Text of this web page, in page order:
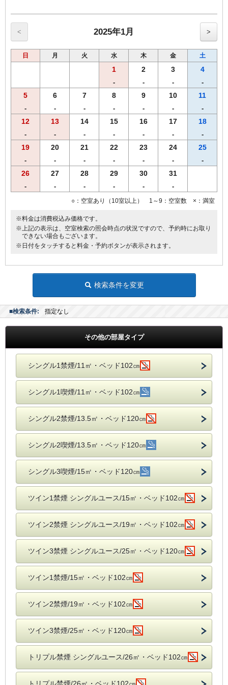
完備。
・ご宿泊者様専用の大浴場をご利用いただけます。
< 2025年1月 >
日 月 火 水 木 金 土
1
-
2
-
3
-
4
-
5
-
6
-
7
-
8
-
9
-
10
-
11
-
12
-
13
-
14
-
15
-
16
-
17
-
18
-
19
-
20
-
21
-
22
-
23
-
24
-
25
-
26
-
27
-
28
-
29
-
30
-
31
-
○：空室あり（10室以上） 1～9：空室数 ×：満室
※料金は消費税込み価格です。
※上記の表示は、空室検索の照会時点の状況ですので、予約時にお取り
できない場合もございます。
※日付をタッチすると料金・予約ボタンが表示されます。
検索条件を変更
■検索条件: 指定なし
その他の部屋タイプ
シングル1禁煙/11㎡・ベッド102㎝
シングル1喫煙/11㎡・ベッド102㎝
シングル2禁煙/13.5㎡・ベッド120㎝
シングル2喫煙/13.5㎡・ベッド120㎝
シングル3喫煙/15㎡・ベッド120㎝
ツイン1禁煙 シングルユース/15㎡・ベッド102㎝
ツイン2禁煙 シングルユース/19㎡・ベッド102㎝
ツイン3禁煙 シングルユース/25㎡・ベッド120㎝
ツイン1禁煙/15㎡・ベッド102㎝
ツイン2禁煙/19㎡・ベッド102㎝
ツイン3禁煙/25㎡・ベッド120㎝
トリプル禁煙 シングルユース/26㎡・ベッド102㎝